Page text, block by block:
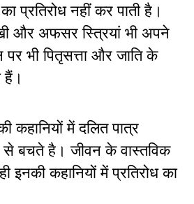
प्रतिरोध नहीं कर पाती है।
और अफसर स्त्रियां भी अपने
पर भी पितृसत्ता और जाति के
कहानियों में दलित पात्र
से बचते है। जीवन के वास्तविक
इनकी कहानियों में प्रतिरोध का